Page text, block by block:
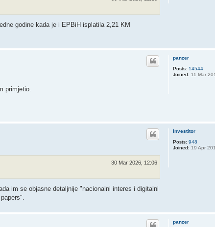
godine kada je i EPBiH isplatila 2,21 KM
panzer
Posts: 14544
Joined: 11 Mar
primjetio.
Investitor
Posts: 948
Joined: 19 Apr
30 Mar 2026, 12:06
im se objasne detaljnije "nacionalni interes i digitalni
panzer